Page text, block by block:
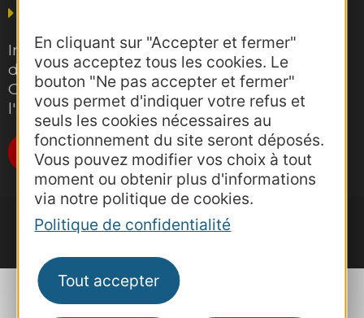
En cliquant sur "Accepter et fermer"
vous acceptez tous les cookies. Le
bouton "Ne pas accepter et fermer"
vous permet d'indiquer votre refus et
seuls les cookies nécessaires au
fonctionnement du site seront déposés.
Vous pouvez modifier vos choix à tout
moment ou obtenir plus d'informations
via notre politique de cookies.
Politique de confidentialité
Tout accepter
Inscrivez-vous gratuitement à la lettre
d'information pro de la destination
Occitanie pour suivre nos actions et
l'actualité du tourisme dans la région
Je m'abonne